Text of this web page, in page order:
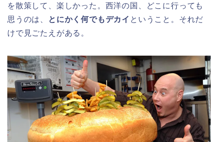
を散策して、楽しかった。西洋の国、どこに行っても
思うのは、
とにかく何でもデカイ ということ。それだ
けで見ごたえがある。